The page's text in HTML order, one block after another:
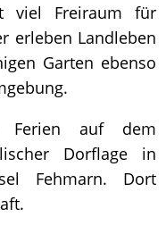
viel Freiraum für
erleben Landleben
Garten ebenso
Ferien auf dem
Dorflage in
Fehmarn. Dort